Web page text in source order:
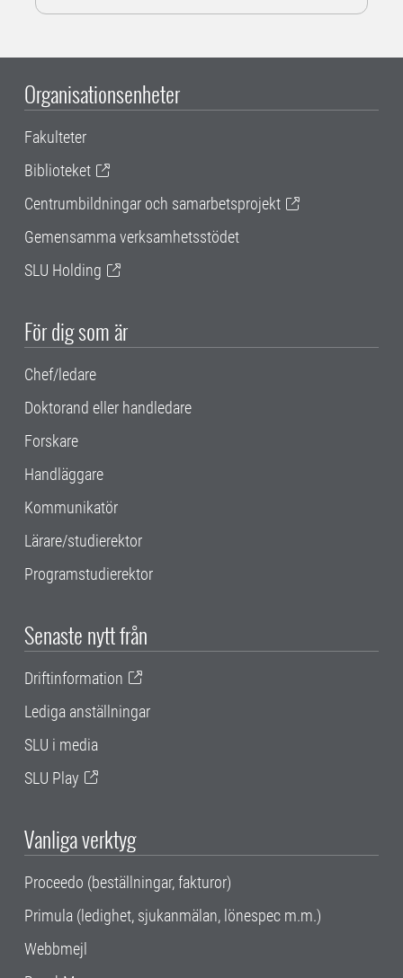
Organisationsenheter
Fakulteter
Biblioteket
Centrumbildningar och samarbetsprojekt
Gemensamma verksamhetsstödet
SLU Holding
För dig som är
Chef/ledare
Doktorand eller handledare
Forskare
Handläggare
Kommunikatör
Lärare/studierektor
Programstudierektor
Senaste nytt från
Driftinformation
Lediga anställningar
SLU i media
SLU Play
Vanliga verktyg
Proceedo (beställningar, fakturor)
Primula (ledighet, sjukanmälan, lönespec m.m.)
Webbmejl